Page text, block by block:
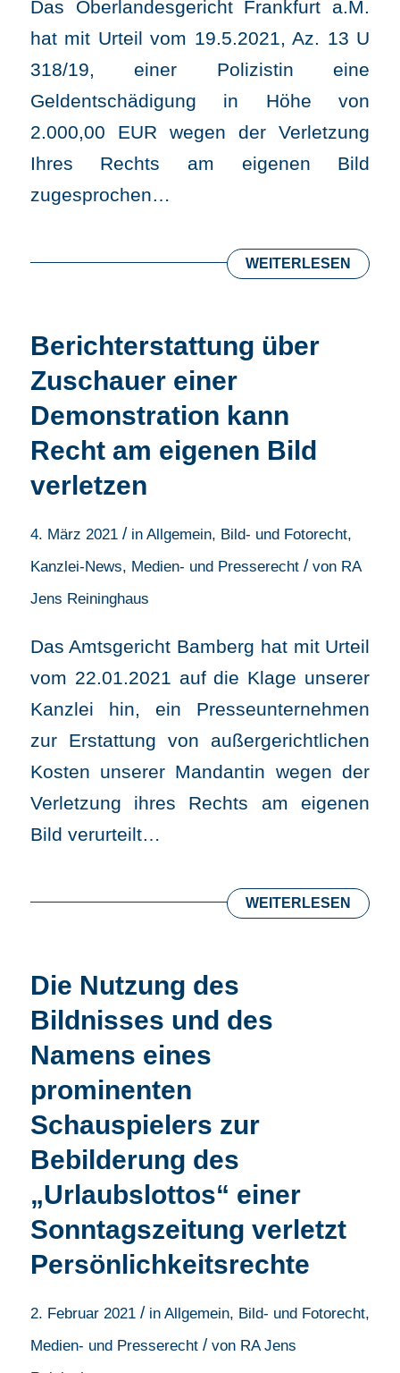
Das Oberlandesgericht Frankfurt a.M.
hat mit Urteil vom 19.5.2021, Az. 13 U
318/19, einer Polizistin eine
Geldentschädigung in Höhe von
2.000,00 EUR wegen der Verletzung
Ihres Rechts am eigenen Bild
zugesprochen…
WEITERLESEN
Berichterstattung über
Zuschauer einer
Demonstration kann
Recht am eigenen Bild
verletzen
4. März 2021 / in Allgemein, Bild- und Fotorecht,
Kanzlei-News, Medien- und Presserecht / von RA
Jens Reininghaus
Das Amtsgericht Bamberg hat mit Urteil
vom 22.01.2021 auf die Klage unserer
Kanzlei hin, ein Presseunternehmen
zur Erstattung von außergerichtlichen
Kosten unserer Mandantin wegen der
Verletzung ihres Rechts am eigenen
Bild verurteilt…
WEITERLESEN
Die Nutzung des
Bildnisses und des
Namens eines
prominenten
Schauspielers zur
Bebilderung des
„Urlaubslottos“ einer
Sonntagszeitung verletzt
Persönlichkeitsrechte
2. Februar 2021 / in Allgemein, Bild- und Fotorecht,
Medien- und Presserecht / von RA Jens